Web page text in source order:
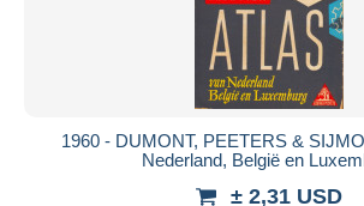
1960 - DUMONT, PEETERS &
Nederland, België en
± 2,31 USD